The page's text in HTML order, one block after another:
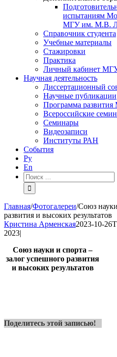
испытаниям
МГУ им. М.В.
Справочник студента
Учебные материалы
Стажировки
Практика
Личный кабинет
Научная деятельность
Диссертационный
Научные публикации
Программа
Всероссийские
Семинары
Видеозаписи
Институты РАН
События
Ру
En
Результат
поиска:
Главная/Фотогалереи/Союз
развития и высоких результатов
Кристина Арменская2023-10-
2023|
Союз науки и спорта –
залог успешного развития
и высоких результатов
Поделитесь этой записью!